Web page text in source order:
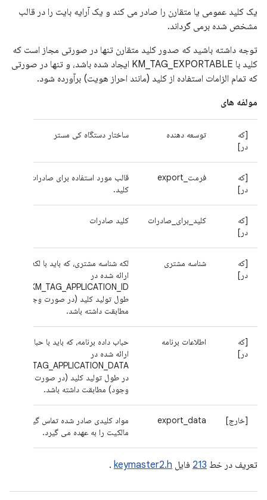
یک کلید عمومی یا متقارن را صادر می کند و یک آرایه بایت را در قالب
مشخص شده برمی گرداند.
توجه داشته باشید که صدور کلید متقارن تنها در صورتی مجاز است که
کلید با KM_TAG_EXPORTABLE ایجاد شده باشد، و تنها در صورتی
که تمام الزامات استفاده از کلید (مانند احراز هویت) برآورده شود.
مولفه های
[که
در]
توسعه دهنده ساختار دستگاه کی مستر
[که
در]
فرمت_export
قالب مورد استفاده برای صادرات
کلید.
[که
در]
کلید_برای_صادرات کلید صادرات
[که
در]
شناسه مشتری
لکه شناسه مشتری، که باید با لکه
ارائه شده در
طول تولید کلید (در صورت وجود)
مطابقت داشته باشد.
[که
در]
اطلاعات برنامه
حباب داده برنامه، که باید با حباب
ارائه شده در
KM_TAG_APPLICATION_DATA
در طول تولید کلید (در صورت
وجود) مطابقت داشته باشد.
[خارج] export_data
مواد کلیدی صادر شده تماس گیرنده
مالکیت را به عهده می گیرد.
تعریف در خط 213 فایل keymaster2.h
.